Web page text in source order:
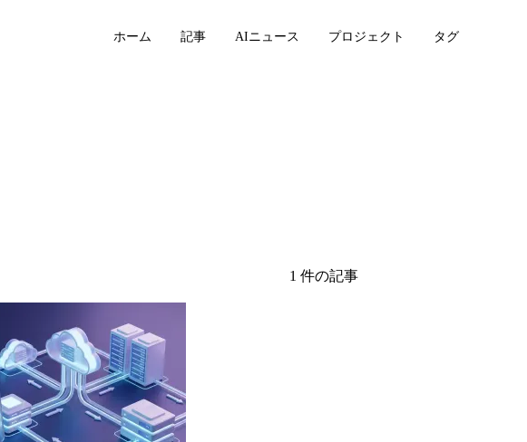
ホーム 記事 AIニュース プロジェクト タグ
1 件の記事